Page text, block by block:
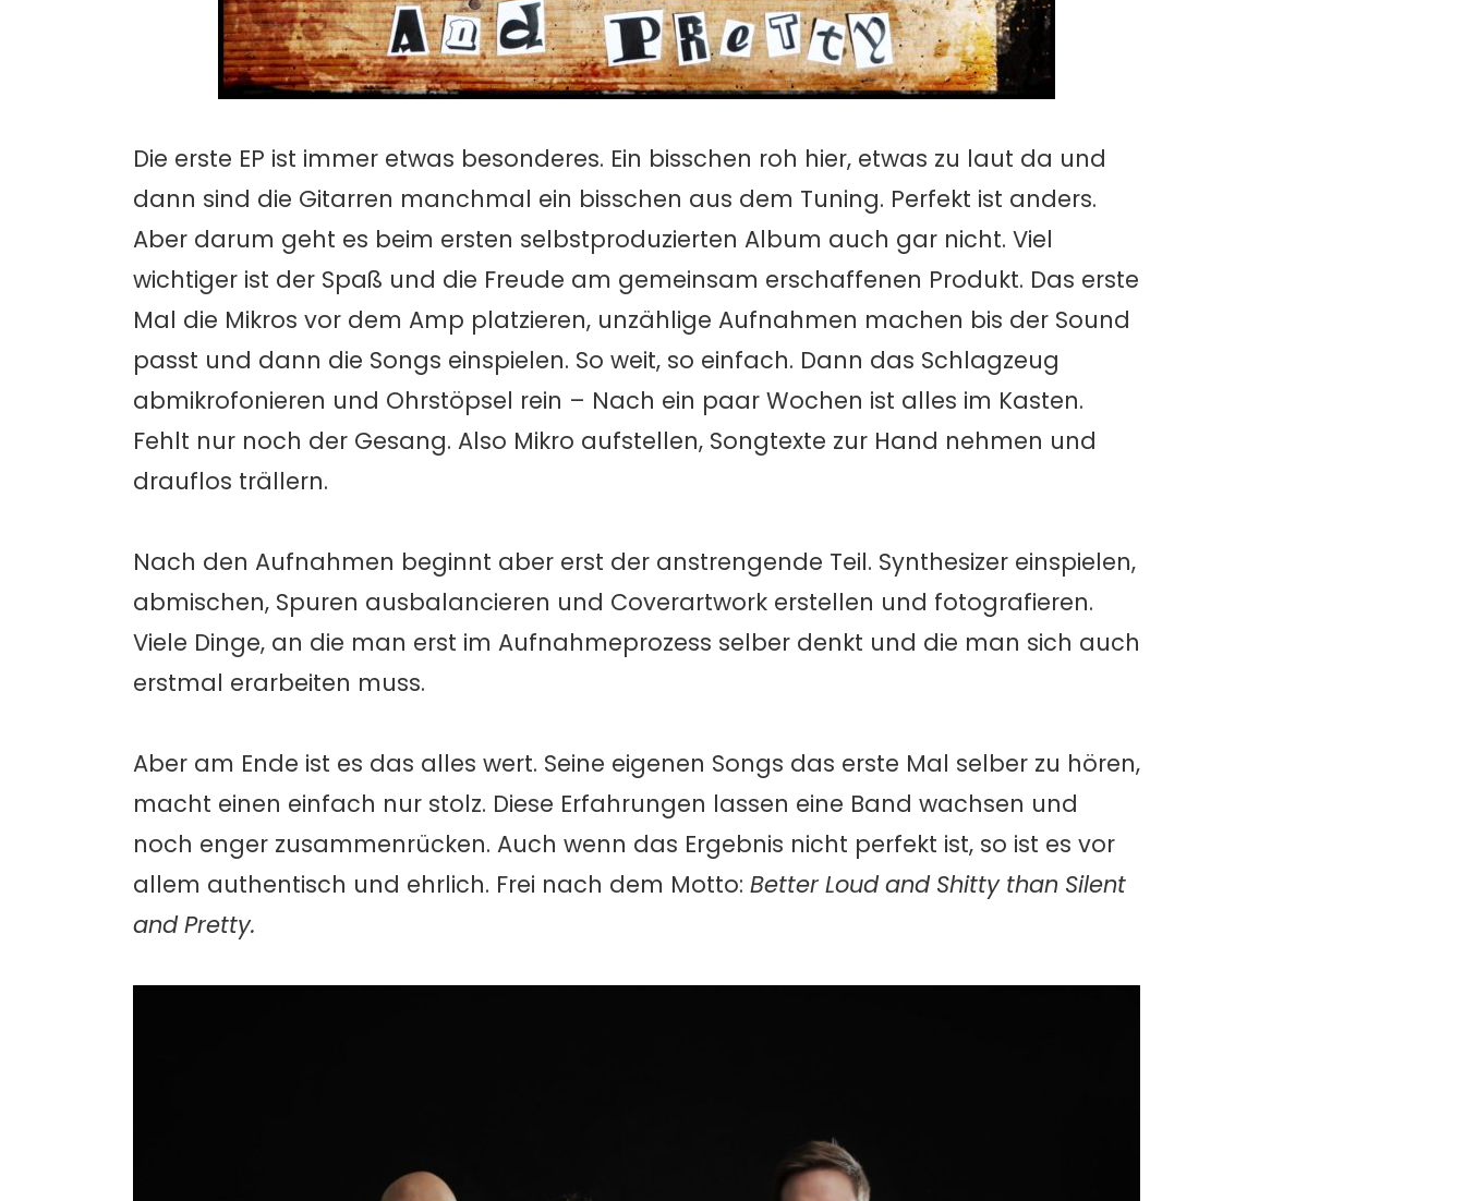
Die erste EP ist immer etwas besonderes. Ein bisschen roh hier, etwas zu laut da und
dann sind die Gitarren manchmal ein bisschen aus dem Tuning. Perfekt ist anders.
Aber darum geht es beim ersten selbstproduzierten Album auch gar nicht. Viel
wichtiger ist der Spaß und die Freude am gemeinsam erschaffenen Produkt. Das erste
Mal die Mikros vor dem Amp platzieren, unzählige Aufnahmen machen bis der Sound
passt und dann die Songs einspielen. So weit, so einfach. Dann das Schlagzeug
abmikrofonieren und Ohrstöpsel rein – Nach ein paar Wochen ist alles im Kasten.
Fehlt nur noch der Gesang. Also Mikro aufstellen, Songtexte zur Hand nehmen und
drauflos trällern.
Nach den Aufnahmen beginnt aber erst der anstrengende Teil. Synthesizer einspielen,
abmischen, Spuren ausbalancieren und Coverartwork erstellen und fotografieren.
Viele Dinge, an die man erst im Aufnahmeprozess selber denkt und die man sich auch
erstmal erarbeiten muss.
Aber am Ende ist es das alles wert. Seine eigenen Songs das erste Mal selber zu hören,
macht einen einfach nur stolz. Diese Erfahrungen lassen eine Band wachsen und
noch enger zusammenrücken. Auch wenn das Ergebnis nicht perfekt ist, so ist es vor
allem authentisch und ehrlich. Frei nach dem Motto: Better Loud and Shitty than Silent
and Pretty.